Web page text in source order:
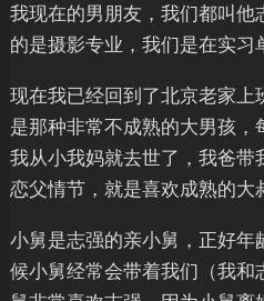
我现在的男朋友，我们都叫他
的是摄影专业，我们是在实习
现在我已经回到了北京老家上
是那种非常不成熟的大男孩
我从小我妈就去世了，我爸带
恋父情节，就是喜欢成熟的大
小舅是志强的亲小舅，正好年
候小舅经常会带着我们（我和